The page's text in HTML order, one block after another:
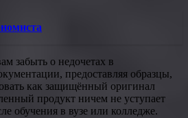
забыть о недочетах в
предоставляя образцы,
как защищённый оригинал
продукт ничем не уступает
обучения в вузе или колледже.